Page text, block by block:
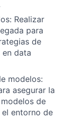
Realizar
para
de
data
modelos:
asegurar la
de
entorno de